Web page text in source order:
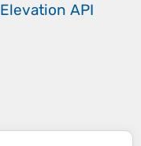
Elevation API